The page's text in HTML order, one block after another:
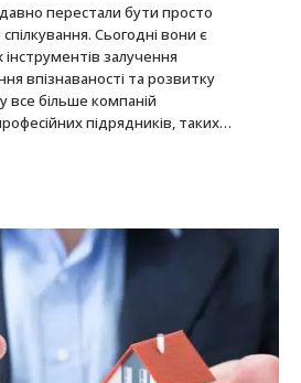
перестали бути просто
Сьогодні вони є
залучення
впізнаваності та розвитку
все більше компаній
підрядників, таких…